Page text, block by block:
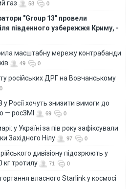
газ 58 0
"Group 13" провели
південного узбережжя Криму, -
масштабну мережу контрабанди
49 0
російських ДРГ на Вовчанському
0
у Росії хочуть знизити вимоги до
— росЗМІ
69 0
у Україні за пів року зафіксували
Західного Нілу
97 0
дивізіону підозрюють у
тротилу
71 0
власного Starlink у космосі